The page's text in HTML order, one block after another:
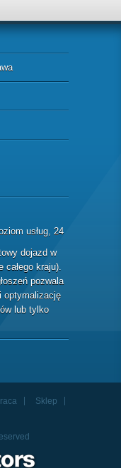
usług, 24
dojazd w
kraju).
pozwala
optymalizację
lub tylko
Sklep